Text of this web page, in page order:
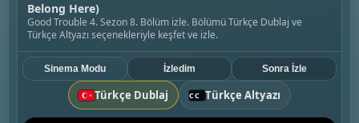
Belong Here)
Good Trouble 4. Sezon 8. Bölüm izle. Bölümü Türkçe Dublaj ve
Türkçe Altyazı seçenekleriyle keşfet ve izle.
Türkçe Dublaj Türkçe Altyazı
Sinema Modu İzledim Sonra İzle